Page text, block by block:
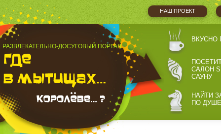
НАШ ПРОЕКТ
РАЗВЛЕКАТЕЛЬНО-ДОСУГОВЫЙ ПОРТАЛ
ВКУСНО
САЛОН
САУНУ
НАЙТИ
ПО ДУШЕ